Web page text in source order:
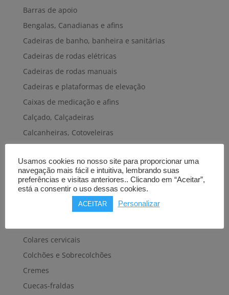
Barras de apoio
Bengalas, Canadianas e afins
Cadeiras de banho, banheira e sanitárias
Cadeiras de rodas elétricas
Cadeiras de rodas manuais
Cadeiras e plataformas de elevação
Caixas de medicação e afins
Calçado, Calçadeiras
Calcanheiras, Cotoveleiras
Carros hospitalares
Cestas, Arneses
Cintas e Faixas
Cintos, Coletes e afins
Colares cervicais
Colchões e Sobrecolchões
Cremes
Cuecas-fraldas
Usamos cookies no nosso site para proporcionar uma
navegação mais fácil e intuitiva, lembrando suas
preferências e visitas anteriores.. Clicando em “Aceitar”,
está a consentir o uso dessas cookies.
ACEITAR Personalizar